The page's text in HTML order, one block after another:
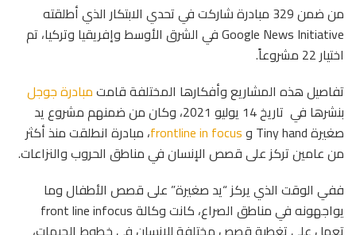
من ضمن 329 مبادرة شاركت في تحدي الابتكار الذي أطلقته
Google News Initiative في الشرق الأوسط وإفريقيا وتركيا، تم
اختيار 22 مشروعاً.
تفاصيل هذه المشاريع وأفكارها المختلفة قامتمبادرة جوجل
بنشرها في تاريخ 14 يوليو 2021، وكان من ضمنهم مشروع يد
صغيرة Tiny hand و
frontline in focus، مبادرة انطلقت منذ أكثر
من عامين تركز على قصص الإنسان في مناطق الحروب والنزاعات.
ففي الوقت الذي يركز “يد صغيرة” على قصص الأطفال وما
يواجهونه في مناطق الصراع، كانت وكالة front line infocus